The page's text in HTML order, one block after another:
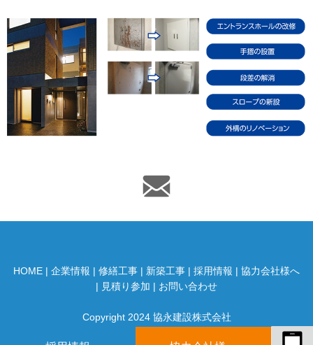
HOME | 企業情報 | 修繕工事 | 新築工事 | 採用情報 | 協力会社様へ
| 見積り参加 | お問い合わせ
Copyright 2024 協永建設株式会社